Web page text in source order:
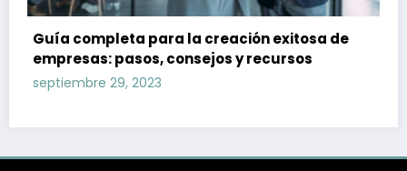
Guía completa para la creación exitosa de
empresas: pasos, consejos y recursos
septiembre 29, 2023